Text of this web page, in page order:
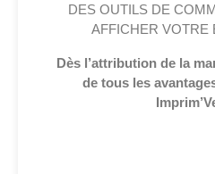
DES OUTILS DE
AFFICHER VOTRE
Dès l’attribution de la
de tous les